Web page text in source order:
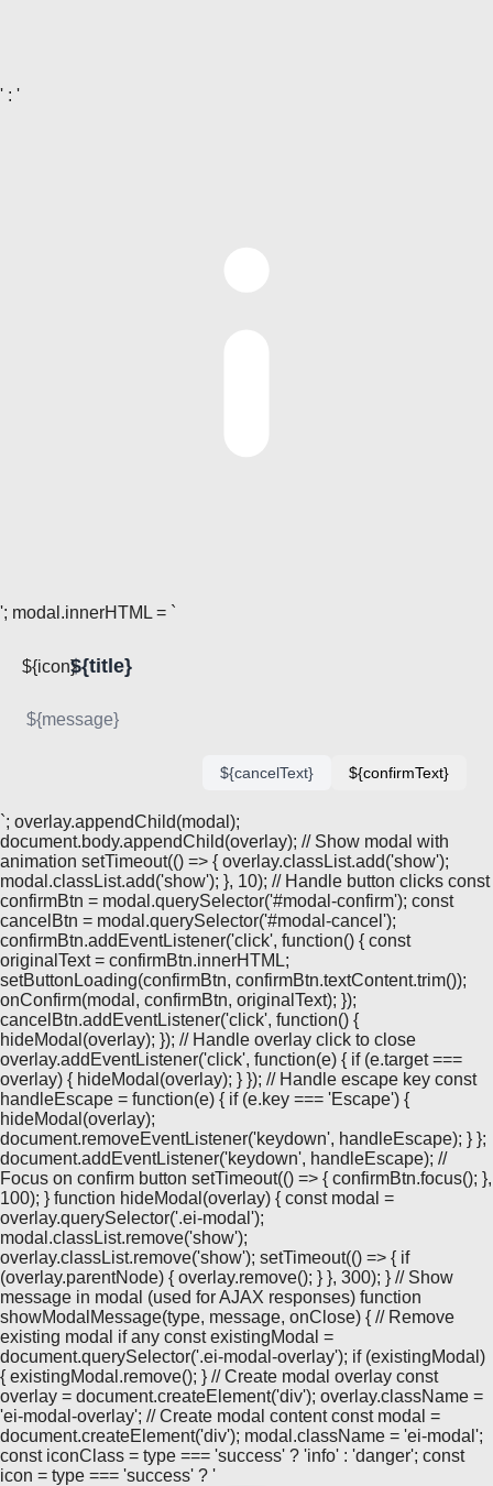
' : '
'; modal.innerHTML = `
${icon}${title}
${message}
${cancelText} ${confirmText}
`; overlay.appendChild(modal);
document.body.appendChild(overlay); // Show modal with
animation setTimeout(() => { overlay.classList.add('show');
modal.classList.add('show'); }, 10); // Handle button clicks const
confirmBtn = modal.querySelector('#modal-confirm'); const
cancelBtn = modal.querySelector('#modal-cancel');
confirmBtn.addEventListener('click', function() { const
originalText = confirmBtn.innerHTML;
setButtonLoading(confirmBtn, confirmBtn.textContent.trim());
onConfirm(modal, confirmBtn, originalText); });
cancelBtn.addEventListener('click', function() {
hideModal(overlay); }); // Handle overlay click to close
overlay.addEventListener('click', function(e) { if (e.target ===
overlay) { hideModal(overlay); } }); // Handle escape key const
handleEscape = function(e) { if (e.key === 'Escape') {
hideModal(overlay);
document.removeEventListener('keydown', handleEscape); } };
document.addEventListener('keydown', handleEscape); //
Focus on confirm button setTimeout(() => { confirmBtn.focus(); },
100); } function hideModal(overlay) { const modal =
overlay.querySelector('.ei-modal');
modal.classList.remove('show');
overlay.classList.remove('show'); setTimeout(() => { if
(overlay.parentNode) { overlay.remove(); } }, 300); } // Show
message in modal (used for AJAX responses) function
showModalMessage(type, message, onClose) { // Remove
existing modal if any const existingModal =
document.querySelector('.ei-modal-overlay'); if (existingModal)
{ existingModal.remove(); } // Create modal overlay const
overlay = document.createElement('div'); overlay.className =
'ei-modal-overlay'; // Create modal content const modal =
document.createElement('div'); modal.className = 'ei-modal';
const iconClass = type === 'success' ? 'info' : 'danger'; const
icon = type === 'success' ? '